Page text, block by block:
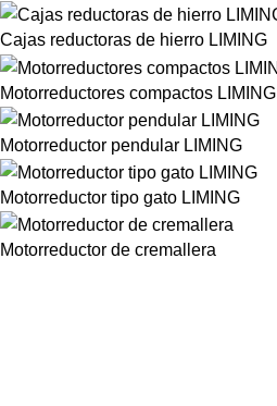
Cajas reductoras de hierro LIMING
Motorreductores compactos LIMING
Motorreductor pendular LIMING
Motorreductor tipo gato LIMING
Motorreductor de cremallera